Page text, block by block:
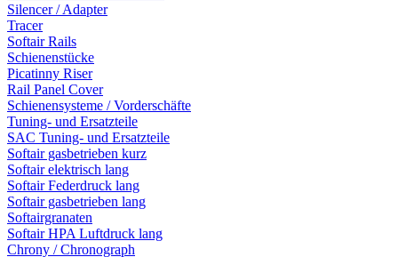
Silencer / Adapter
Tracer
Softair Rails
Schienenstücke
Picatinny Riser
Rail Panel Cover
Schienensysteme / Vorderschäfte
Tuning- und Ersatzteile
SAC Tuning- und Ersatzteile
Softair gasbetrieben kurz
Softair elektrisch lang
Softair Federdruck lang
Softair gasbetrieben lang
Softairgranaten
Softair HPA Luftdruck lang
Chrony / Chronograph